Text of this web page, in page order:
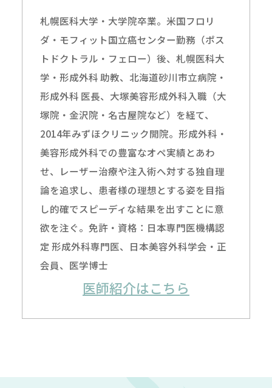
札幌医科大学・大学院卒業。米国フロリ
ダ・モフィット国立癌センター勤務（ポス
トドクトラル・フェロー）後、札幌医科大
学・形成外科 助教、北海道砂川市立病院・
形成外科 医長、大塚美容形成外科入職（大
塚院・金沢院・名古屋院など）を経て、
2014年みずほクリニック開院。形成外科・
美容形成外科での豊富なオペ実績とあわ
せ、レーザー治療や注入術へ対する独自理
論を追求し、患者様の理想とする姿を目指
し的確でスピーディな結果を出すことに意
欲を注ぐ。免許・資格：日本専門医機構認
定 形成外科専門医、日本美容外科学会・正
会員、医学博士
医師紹介はこちら